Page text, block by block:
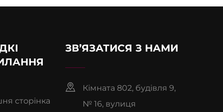
сторінка
ЗВ’ЯЗАТИСЯ З НАМИ
Кімната 802, будівля 9,
№ 16, вулиця